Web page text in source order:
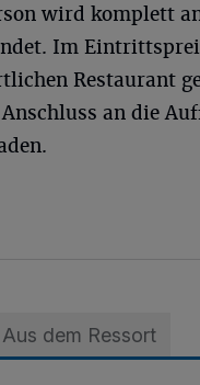
wird komplett
Im
Restaurant
an die
Aus dem Ressort